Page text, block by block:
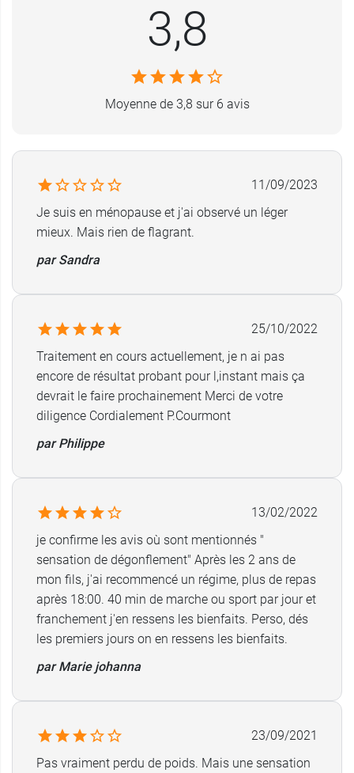
3,8
Moyenne de 3,8 sur 6 avis
11/09/2023
Je suis en ménopause et j'ai observé un léger
mieux. Mais rien de flagrant.
par Sandra
25/10/2022
Traitement en cours actuellement, je n ai pas
encore de résultat probant pour l,instant mais ça
devrait le faire prochainement Merci de votre
diligence Cordialement P.Courmont
par Philippe
13/02/2022
je confirme les avis où sont mentionnés "
sensation de dégonflement" Après les 2 ans de
mon fils, j'ai recommencé un régime, plus de repas
après 18:00. 40 min de marche ou sport par jour et
franchement j'en ressens les bienfaits. Perso, dés
les premiers jours on en ressens les bienfaits.
par Marie johanna
23/09/2021
Pas vraiment perdu de poids. Mais une sensation